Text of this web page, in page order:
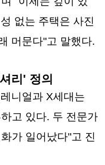
없는 주택은 사진
머문다"고 말했다.
리' 정의
니얼과 X세대는
고 있다. 두 전문가
가 일어났다"고 진